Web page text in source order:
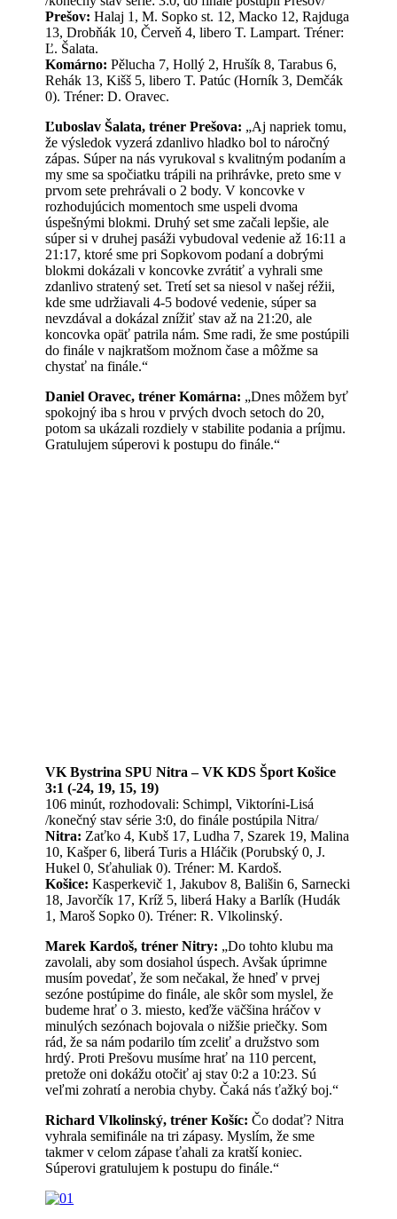
Prešov: Halaj 1, M. Sopko st. 12, Macko 12, Rajduga
13, Drobňák 10, Červeň 4, libero T. Lampart. Tréner:
Ľ. Šalata.
Komárno: Pělucha 7, Hollý 2, Hrušík 8, Tarabus 6,
Rehák 13, Kišš 5, libero T. Patúc (Horník 3, Demčák
0). Tréner: D. Oravec.
Ľuboslav Šalata, tréner Prešova: „Aj napriek tomu,
že výsledok vyzerá zdanlivo hladko bol to náročný
zápas. Súper na nás vyrukoval s kvalitným podaním a
my sme sa spočiatku trápili na prihrávke, preto sme v
prvom sete prehrávali o 2 body. V koncovke v
rozhodujúcich momentoch sme uspeli dvoma
úspešnými blokmi. Druhý set sme začali lepšie, ale
súper si v druhej pasáži vybudoval vedenie až 16:11 a
21:17, ktoré sme pri Sopkovom podaní a dobrými
blokmi dokázali v koncovke zvrátiť a vyhrali sme
zdanlivo stratený set. Tretí set sa niesol v našej réžii,
kde sme udržiavali 4-5 bodové vedenie, súper sa
nevzdával a dokázal znížiť stav až na 21:20, ale
koncovka opäť patrila nám. Sme radi, že sme postúpili
do finále v najkratšom možnom čase a môžme sa
chystať na finále.“
Daniel Oravec, tréner Komárna: „Dnes môžem byť
spokojný iba s hrou v prvých dvoch setoch do 20,
potom sa ukázali rozdiely v stabilite podania a príjmu.
Gratulujem súperovi k postupu do finále.“
VK Bystrina SPU Nitra – VK KDS Šport Košice
3:1 (-24, 19, 15, 19)
106 minút, rozhodovali: Schimpl, Viktoríni-Lisá
/konečný stav série 3:0, do finále postúpila Nitra/
Nitra: Zaťko 4, Kubš 17, Ludha 7, Szarek 19, Malina
10, Kašper 6, liberá Turis a Hláčik (Porubský 0, J.
Hukel 0, Sťahuliak 0). Tréner: M. Kardoš.
Košice: Kasperkevič 1, Jakubov 8, Bališin 6, Sarnecki
18, Javorčík 17, Kríž 5, liberá Haky a Barlík (Hudák
1, Maroš Sopko 0). Tréner: R. Vlkolinský.
Marek Kardoš, tréner Nitry: „Do tohto klubu ma
zavolali, aby som dosiahol úspech. Avšak úprimne
musím povedať, že som nečakal, že hneď v prvej
sezóne postúpime do finále, ale skôr som myslel, že
budeme hrať o 3. miesto, keďže väčšina hráčov v
minulých sezónach bojovala o nižšie priečky. Som
rád, že sa nám podarilo tím zceliť a družstvo som
hrdý. Proti Prešovu musíme hrať na 110 percent,
pretože oni dokážu otočiť aj stav 0:2 a 10:23. Sú
veľmi zohratí a nerobia chyby. Čaká nás ťažký boj.“
Richard Vlkolinský, tréner Košíc: Čo dodať? Nitra
vyhrala semifinále na tri zápasy. Myslím, že sme
takmer v celom zápase ťahali za kratší koniec.
Súperovi gratulujem k postupu do finále.“